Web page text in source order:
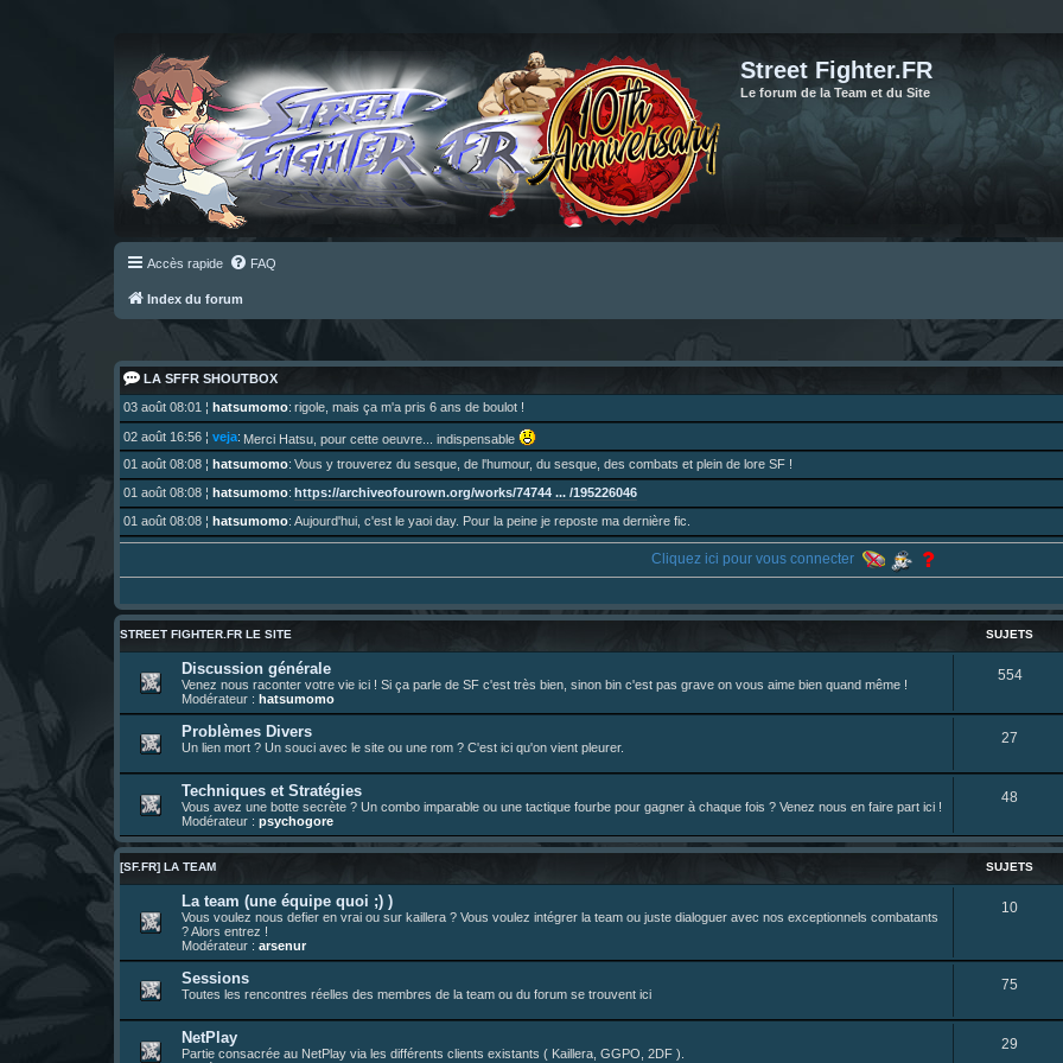
Street Fighter.FR
Le forum de la Team et du Site
Accès rapide FAQ
Index du forum
LA SFFR SHOUTBOX
03 août 08:01 ¦ hatsumomo: rigole, mais ça m'a pris 6 ans de boulot !
02 août 16:56 ¦ veja: Merci Hatsu, pour cette oeuvre... indispensable
01 août 08:08 ¦ hatsumomo: Vous y trouverez du sesque, de l'humour, du sesque, des combats et plein de lore SF !
01 août 08:08 ¦ hatsumomo: https://archiveofourown.org/works/74744 ... /195226046
01 août 08:08 ¦ hatsumomo: Aujourd'hui, c'est le yaoi day. Pour la peine je reposte ma dernière fic.
26 juil. 22:09¦hatsumomo:bio de Alex en ligne les gens !
13 juil. 09:53¦hatsumomo:bonjour les amis, je viens de poster ma 1e review de figurine !
23 juin 10:36¦indy:une très chouette SFFR shoutbox !
23 juin 07:30¦hatsumomo: nouvelle trad caniculaire les amis !
23 juin 07:26¦hatsumomo:shoutbox réinitialisée
22 juin 12:27¦indy:Yo !
22 juin 08:49¦veja:Yo
Cliquez ici pour vous connecter
STREET FIGHTER.FR LE SITE SUJETS
Discussion générale
Venez nous raconter votre vie ici ! Si ça parle de SF c'est très bien, sinon bin c'est pas grave on vous aime bien quand même !
Modérateur : hatsumomo
554S
Problèmes Divers
Un lien mort ? Un souci avec le site ou une rom ? C'est ici qu'on vient pleurer.
27
t
Techniques et Stratégies
Vous avez une botte secrète ? Un combo imparable ou une tactique fourbe pour gagner à chaque fois ? Venez nous en faire part ici !
Modérateur : psychogore
48
j
e
[SF.FR] LA TEAM SUJETS
La team (une équipe quoi ;) )
Vous voulez nous defier en vrai ou sur kaillera ? Vous voulez intégrer la team ou juste dialoguer avec nos exceptionnels combatants
? Alors entrez !
Modérateur : arsenur
10S
Sessions
Toutes les rencontres réelles des membres de la team ou du forum se trouvent ici
75
NetPlay
Partie consacrée au NetPlay via les différents clients existants ( Kaillera, GGPO, 2DF ).
29